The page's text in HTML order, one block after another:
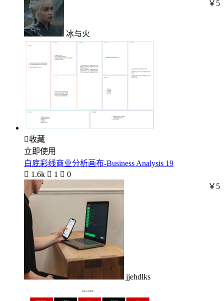
冰与火
￥5
收藏
立即使用
白底彩线商业分析画布-Business Analysis 19
 1.6k  1  0
jjehdlks
￥5